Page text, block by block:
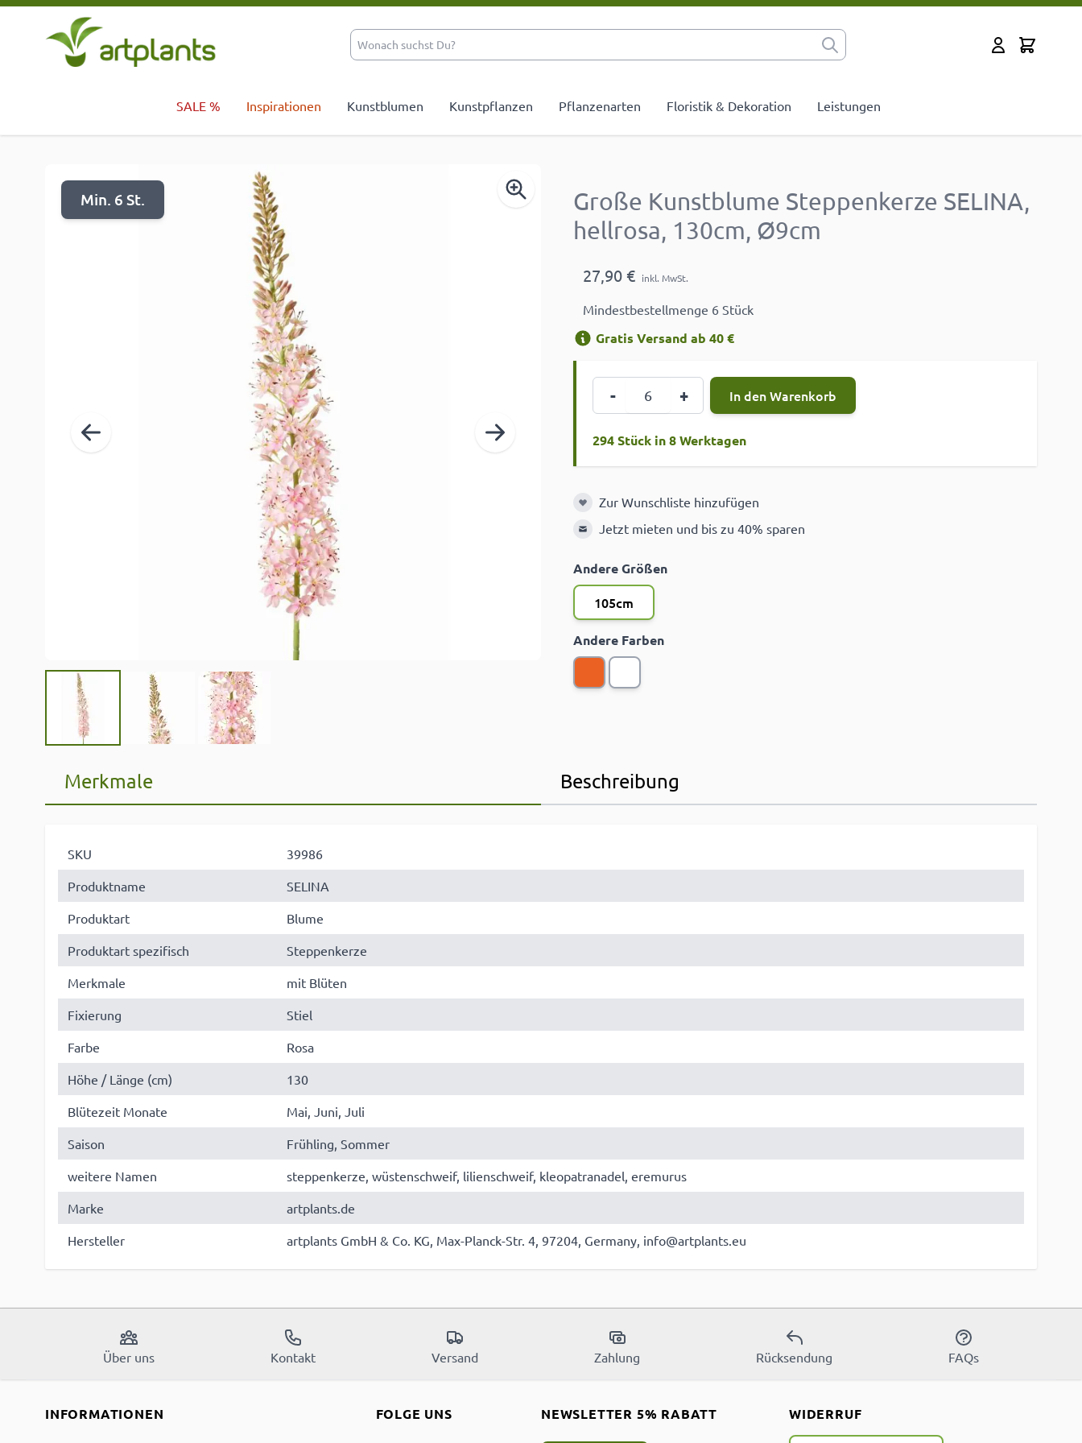
Zum Inhalt springen
Cart
SALE % Inspirationen Kunstblumen Kunstpflanzen Pflanzenarten Floristik & Dekoration Leistungen
Min. 6 St.
Große Kunstblume Steppenkerze SELINA,
hellrosa, 130cm, Ø9cm
27,90 € inkl. MwSt.
Mindestbestellmenge 6 Stück
Gratis Versand ab 40 €
- + In den Warenkorb
294 Stück in 8 Werktagen
Zur Wunschliste hinzufügen
Zur Wunschliste hinzufügen
Jetzt mieten und bis zu 40% sparen
Andere Größen
105cm
Andere Farben
Merkmale Beschreibung
SKU
39986
Produktname
SELINA
Produktart
Blume
Produktart spezifisch
Steppenkerze
Merkmale
mit Blüten
Fixierung
Stiel
Farbe
Rosa
Höhe / Länge (cm)
130
Blütezeit Monate
Mai, Juni, Juli
Saison
Frühling, Sommer
weitere Namen
steppenkerze, wüstenschweif, lilienschweif, kleopatranadel, eremurus
Marke
artplants.de
Hersteller
artplants GmbH & Co. KG, Max-Planck-Str. 4, 97204, Germany, info@artplants.eu
Über uns Kontakt Versand Zahlung Rücksendung FAQs
INFORMATIONEN FOLGE UNS NEWSLETTER 5% RABATT WIDERRUF